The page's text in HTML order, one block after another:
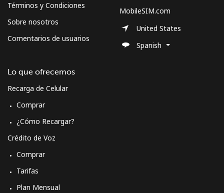
Términos y Condiciones
Sobre nosotros
Comentarios de usuarios
Lo que ofrecemos
Recarga de Celular
Comprar
¿Cómo Recargar?
Crédito de Voz
Comprar
Tarifas
Plan Mensual
MobileSIM.com
United States
Spanish